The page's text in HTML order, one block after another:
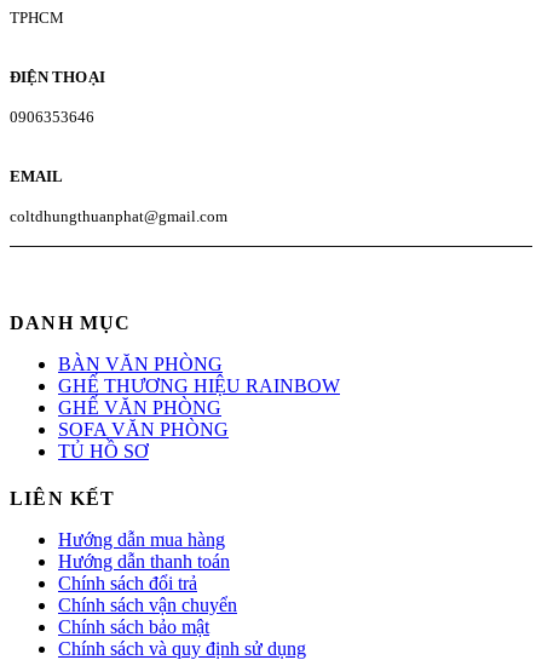
TPHCM
ĐIỆN THOẠI
0906353646
EMAIL
coltdhungthuanphat@gmail.com
DANH MỤC
BÀN VĂN PHÒNG
GHẾ THƯƠNG HIỆU RAINBOW
GHẾ VĂN PHÒNG
SOFA VĂN PHÒNG
TỦ HỒ SƠ
LIÊN KẾT
Hướng dẫn mua hàng
Hướng dẫn thanh toán
Chính sách đổi trả
Chính sách vận chuyển
Chính sách bảo mật
Chính sách và quy định sử dụng